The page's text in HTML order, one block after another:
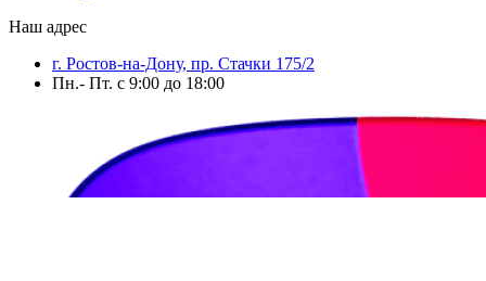
Наш адрес
г. Ростов-на-Дону, пр. Стачки 175/2
Пн.- Пт. с 9:00 до 18:00